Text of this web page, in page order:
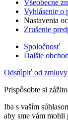
Všeobecné
Vyhlásenie o
Nastavenia
Zrušenie
Spoločnosť
Ďalšie
Odstúpiť od
Prispôsobte si
Iba s vaším
aby sme vám